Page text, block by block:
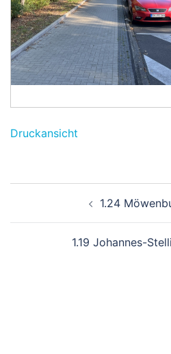
Druckansicht
1.24
1.19 Johannes-